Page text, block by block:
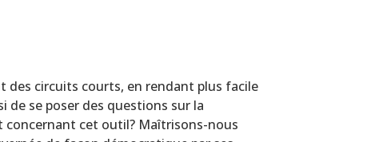
des circuits courts, en rendant plus facile
de se poser des questions sur la
cet outil? Maîtrisons-nous